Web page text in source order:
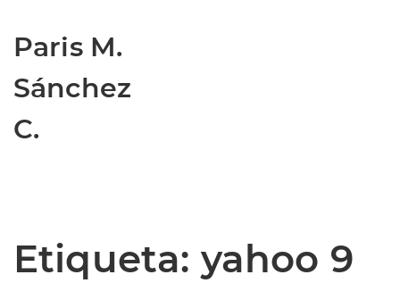
Paris M.
Sánchez
C.
Etiqueta: yahoo 9